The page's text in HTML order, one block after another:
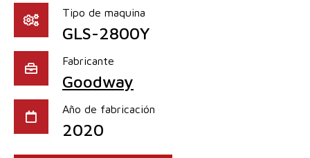
Tipo de maquina
GLS-2800Y
Fabricante
Goodway
Año de fabricación
2020